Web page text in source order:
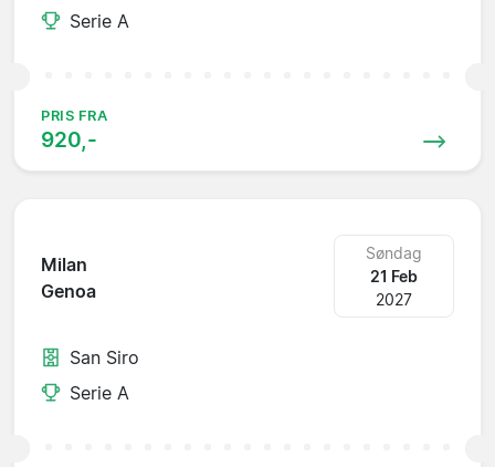
Serie A
PRIS FRA
920,-
Milan
Genoa
Søndag
21 Feb
2027
San Siro
Serie A